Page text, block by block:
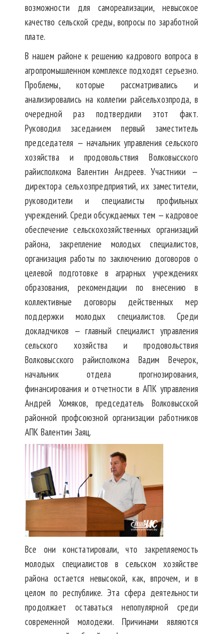
возможности для самореализации, невысокое
качество сельской среды, вопросы по заработной
плате.
В нашем районе к решению кадрового вопроса в
агропромышленном комплексе подходят серьезно.
Проблемы, которые рассматривались и
анализировались на коллегии райсельхозпрода, в
очередной раз подтвердили этот факт.
Руководил заседанием первый заместитель
председателя — начальник управления сельского
хозяйства и продовольствия Волковысского
райисполкома Валентин Андреев. Участники —
директора сельхозпредприятий, их заместители,
руководители и специалисты профильных
учреждений. Среди обсуждаемых тем — кадровое
обеспечение сельскохозяйственных организаций
района, закрепление молодых специалистов,
организация работы по заключению договоров о
целевой подготовке в аграрных учреждениях
образования, рекомендации по внесению в
коллективные договоры действенных мер
поддержки молодых специалистов. Среди
докладчиков — главный специалист управления
сельского хозяйства и продовольствия
Волковысского райисполкома Вадим Вечерок,
начальник отдела прогнозирования,
финансирования и отчетности в АПК управления
Андрей Хомяков, председатель Волковысской
районной профсоюзной организации работников
АПК Валентин Заяц.
Все они констатировали, что закрепляемость
молодых специалистов в сельском хозяйстве
района остается невысокой, как, впрочем, и в
целом по республике. Эта сфера деятельности
продолжает оставаться непопулярной среди
современной молодежи. Причинами являются